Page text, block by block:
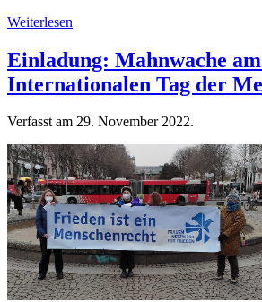
Weiterlesen
Einladung: Mahnwache
Internationalen Tag der
Verfasst am 29. November 2022.